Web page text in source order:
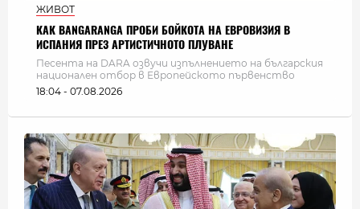
ЖИВОТ
КАК BANGARANGA ПРОБИ БОЙКОТА НА ЕВРОВИЗИЯ В
ИСПАНИЯ ПРЕЗ АРТИСТИЧНОТО ПЛУВАНЕ
Песента на DARA озвучи изпълнението на българския
национален отбор в Европейското първенство
18:04 - 07.08.2026